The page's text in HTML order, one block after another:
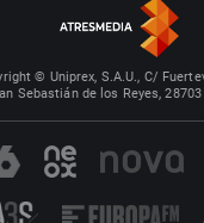
© Uniprex, S.A.U., C/
Sebastián de los Reyes,